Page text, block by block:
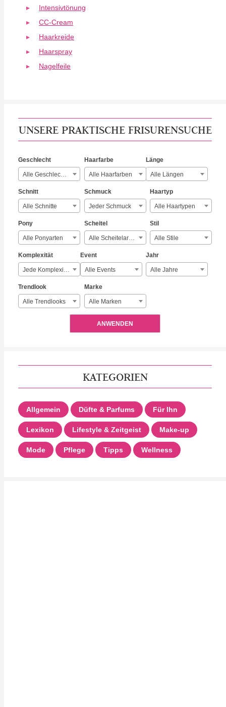
Intensivtönung
CC-Cream
Haarkreide
Haarspray
Nagelfeile
UNSERE PRAKTISCHE FRISURENSUCHE
Geschlecht
Alle Geschlechter
Haarfarbe
Alle Haarfarben
Länge
Alle Längen
Schnitt
Alle Schnitte
Schmuck
Jeder Schmuck
Haartyp
Alle Haartypen
Pony
Alle Ponyarten
Scheitel
Alle Scheitelarten
Stil
Alle Stile
Komplexität
Jede Komplexität
Event
Alle Events
Jahr
Alle Jahre
Trendlook
Alle Trendlooks
Marke
Alle Marken
ANWENDEN
KATEGORIEN
Allgemein Düfte & Parfums Für Ihn
Lexikon Lifestyle & Zeitgeist Make-up
Mode Pflege Tipps Wellness